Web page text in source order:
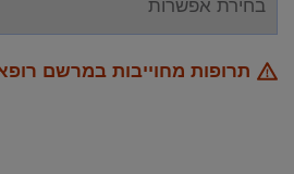
תרופות מחוייבות במרשם